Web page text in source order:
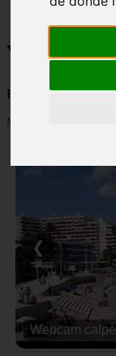
Viajes a
Blog sobre la
Mostrando 1 - 24 de
Webcam
❮